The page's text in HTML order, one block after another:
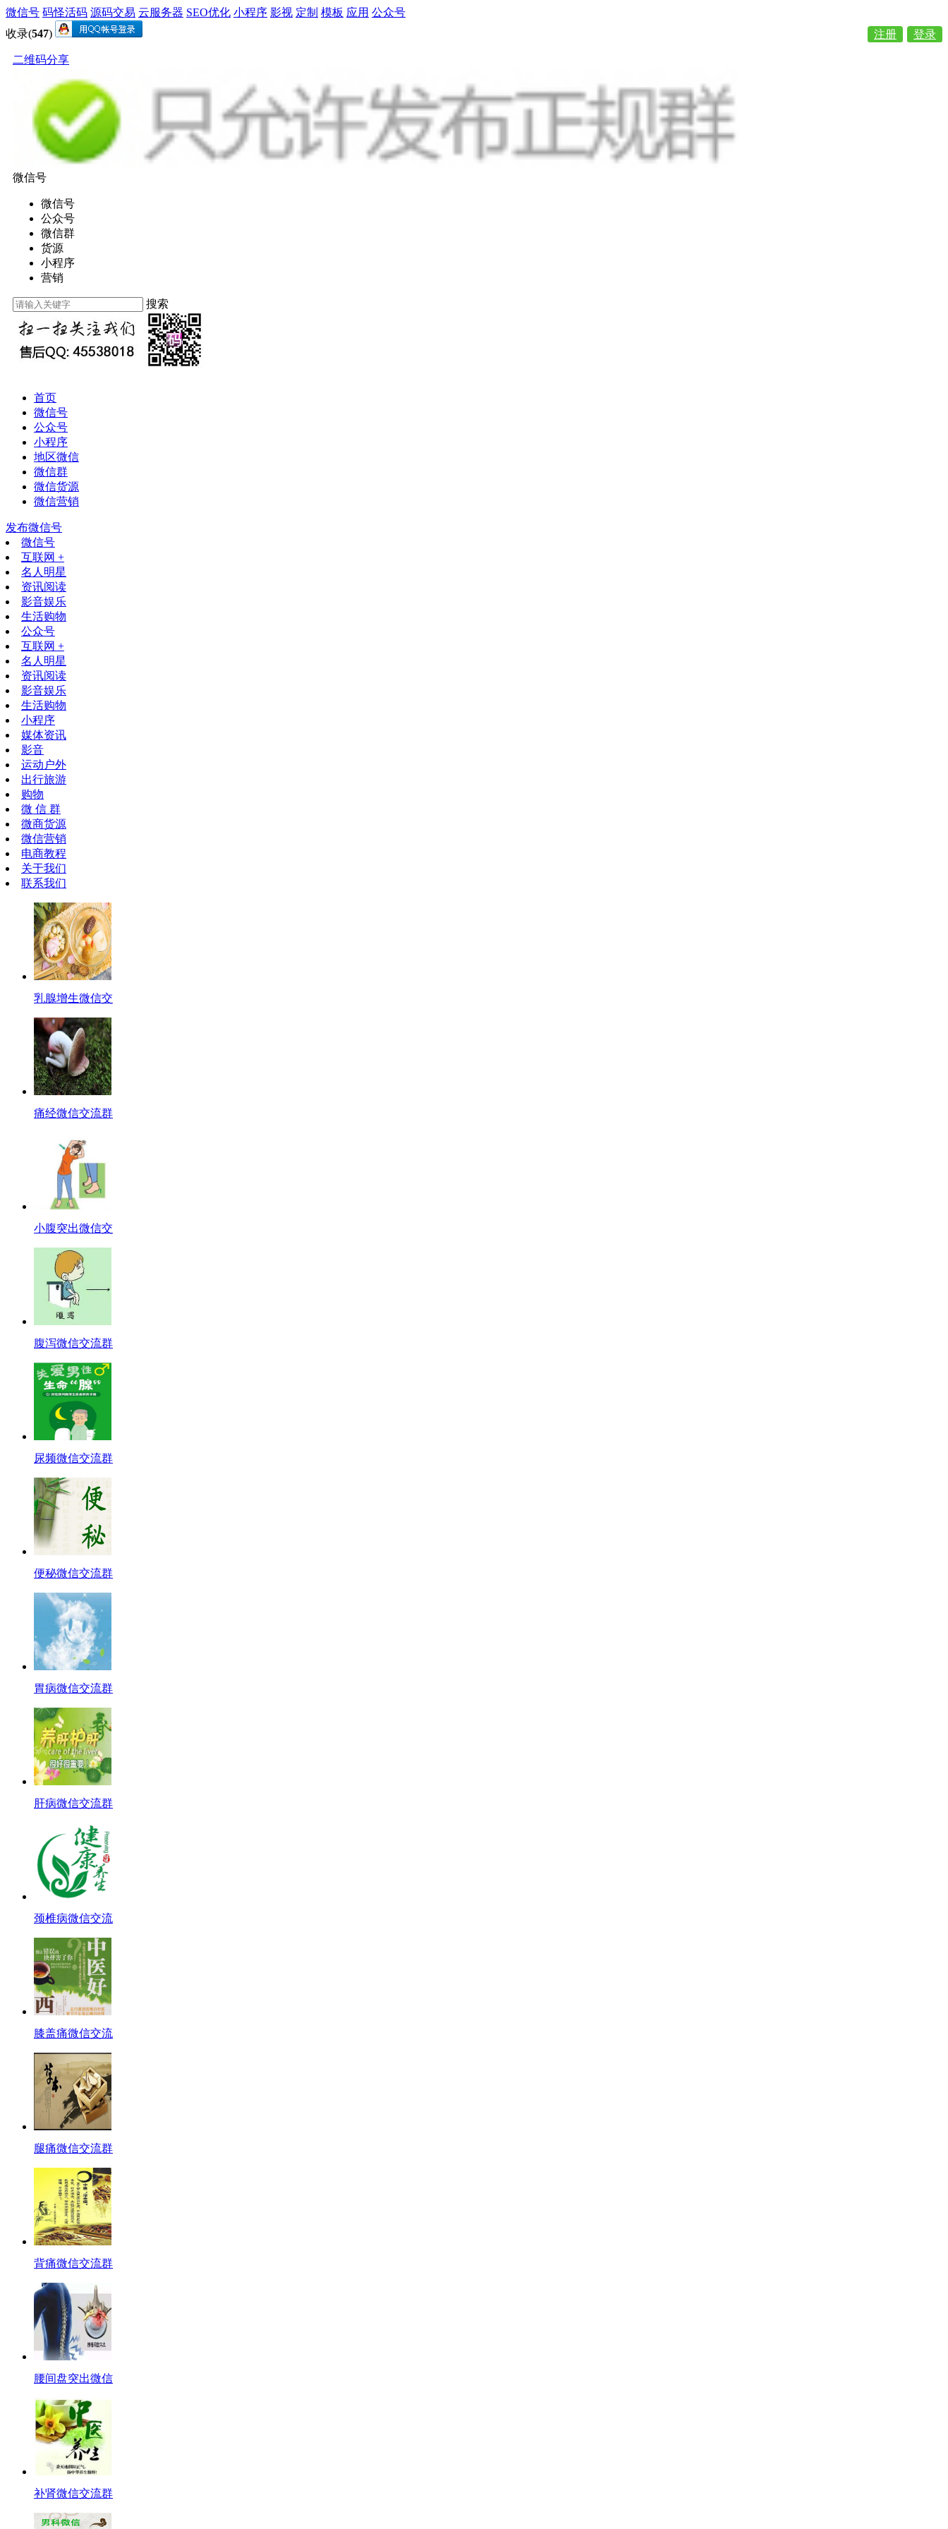
微信号 码怪活码 源码交易 云服务器 SEO优化 小程序 影视 定制 模板 应用 公众号
收录(547) 登录
注册
二维码分享
微信号
微信号
公众号
微信群
货源
小程序
营销
搜索
首页
微信号
公众号
小程序
地区微信
微信群
微信货源
微信营销
发布微信号
微信号
互联网 +
名人明星
资讯阅读
影音娱乐
生活购物
公众号
互联网 +
名人明星
资讯阅读
影音娱乐
生活购物
小程序
媒体资讯
影音
运动户外
出行旅游
购物
微 信 群
微商货源
微信营销
电商教程
关于我们
联系我们
乳腺增生微信交
痛经微信交流群
小腹突出微信交
腹泻微信交流群
尿频微信交流群
便秘微信交流群
胃病微信交流群
肝病微信交流群
颈椎病微信交流
膝盖痛微信交流
腿痛微信交流群
背痛微信交流群
腰间盘突出微信
补肾微信交流群